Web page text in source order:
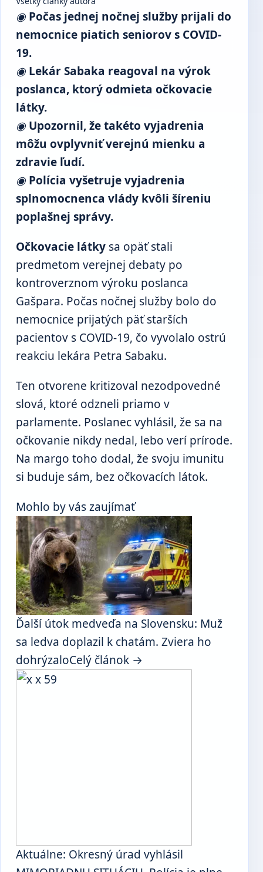
◉ Počas jednej nočnej služby prijali do
nemocnice piatich seniorov s COVID-
19.
◉ Lekár Sabaka reagoval na výrok
poslanca, ktorý odmieta očkovacie
látky.
◉ Upozornil, že takéto vyjadrenia
môžu ovplyvniť verejnú mienku a
zdravie ľudí.
◉ Polícia vyšetruje vyjadrenia
splnomocnenca vlády kvôli šíreniu
poplašnej správy.
Očkovacie látky sa opäť stali
predmetom verejnej debaty po
kontroverznom výroku poslanca
Gašpara. Počas nočnej služby bolo do
nemocnice prijatých päť starších
pacientov s COVID-19, čo vyvolalo ostrú
reakciu lekára Petra Sabaku.
Ten otvorene kritizoval nezodpovedné
slová, ktoré odzneli priamo v
parlamente. Poslanec vyhlásil, že sa na
očkovanie nikdy nedal, lebo verí prírode.
Na margo toho dodal, že svoju imunitu
si buduje sám, bez očkovacích látok.
Mohlo by vás zaujímať
Ďalší útok medveďa na Slovensku: Muž
sa ledva doplazil k chatám. Zviera ho
dohrýzaloCelý článok →
Aktuálne: Okresný úrad vyhlásil